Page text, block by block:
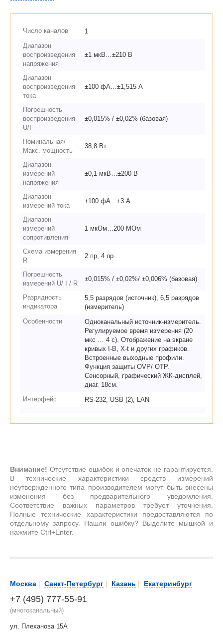
Число каналов
1
Диапазон
воспроизведения
напряжения
±1 мкВ…±210 В
Диапазон
воспроизведения
тока
±100 фА…±1,515 А
Погрешность
воспроизведения
U/I
±0,015% / ±0,02% (базовая)
Номинальная/
Макс. мощность
38,8 Вт
Диапазон
измерений
напряжения
±0,1 мкВ…±200 В
Диапазон
измерений тока
±100 фА…±3 А
Диапазон
измерений
сопротивления
1 мкОм…200 МОм
Схема измерения
R
2 пр, 4 пр
Погрешность
измерений U/ I / R
±0,015% / ±0,02%/ ±0,006% (базовая)
Разрядность
индикатора
5,5 разрядов (источник), 6,5 разрядов
(измеритель)
Особенности
Одноканальный источник-измеритель.
Регулируемое время измерения (20
мкс … 4 с). Отображение на экране
кривых I-В, X-t и других графиков.
Встроенные выходные профили.
Функция защиты OVP/ OTP.
Сенсорный, графический ЖК-дисплей,
диаг. 18см.
Интерфейс
RS-232, USB (2), LAN
Внимание! Отсутствие ошибок и опечаток не гарантируется.
В технические характеристики средств измерений
неутвержденного типа производителем могут быть внесены
изменения без предварительного уведомления.
Соответствие важных параметров требует уточнения.
Полные технические характеристики предоставляются по
отдельному запросу. Нашли ошибку? Выделите мышкой и
нажмите Ctrl+Enter.
Москва | Санкт-Петербург | Казань | Екатеринбург
+7 (495) 777-55-91
(многоканальный)
ул. Плеханова 15А